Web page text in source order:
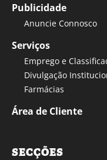
Publicidade
Anuncie Connosco
Serviços
Emprego e
Divulgação
Farmácias
Área de Cliente
SECÇÕES